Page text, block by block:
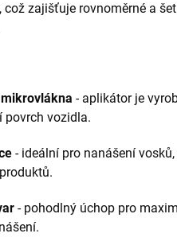
zajišťuje rovnoměrné a
- aplikátor je
povrch vozidla.
- ideální pro nanášení
- pohodlný úchop pro